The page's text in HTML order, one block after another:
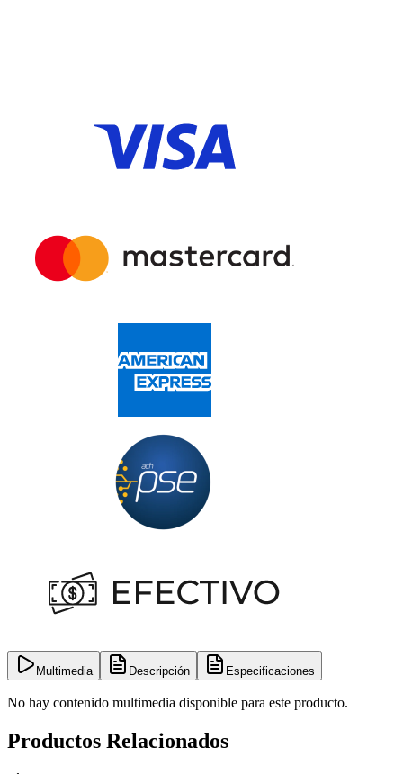
Multimedia Descripción Especificaciones
No hay contenido multimedia disponible para este producto.
Productos Relacionados